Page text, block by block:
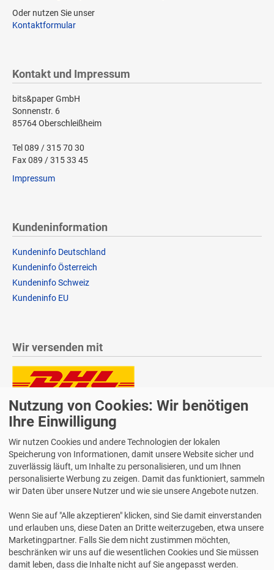
Oder nutzen Sie unser
Kontaktformular
Kontakt und Impressum
bits&paper GmbH
Sonnenstr. 6
85764 Oberschleißheim
Tel 089 / 315 70 30
Fax 089 / 315 33 45
Impressum
Kundeninformation
Kundeninfo Deutschland
Kundeninfo Österreich
Kundeninfo Schweiz
Kundeninfo EU
Wir versenden mit
Lieferung auch an Packstationen und Postfilialen
Samstagszustellung
Bequeme Zahlung über Paypal
2 Jahre Gewährleistung
Alle Texte, Grafiken, Bilder und das Layout sind urheberrechtlich
Nutzung von Cookies: Wir benötigen
Ihre Einwilligung
Wir nutzen Cookies und andere Technologien der lokalen
Speicherung von Informationen, damit unsere Website sicher und
zuverlässig läuft, um Inhalte zu personalisieren, und um Ihnen
personalisierte Werbung zu zeigen. Damit das funktioniert, sammeln
wir Daten über unsere Nutzer und wie sie unsere Angebote nutzen.
Wenn Sie auf "Alle akzeptieren" klicken, sind Sie damit einverstanden
und erlauben uns, diese Daten an Dritte weiterzugeben, etwa unsere
Marketingpartner. Falls Sie dem nicht zustimmen möchten,
beschränken wir uns auf die wesentlichen Cookies und Sie müssen
damit leben, dass die Inhalte nicht auf Sie angepasst werden.